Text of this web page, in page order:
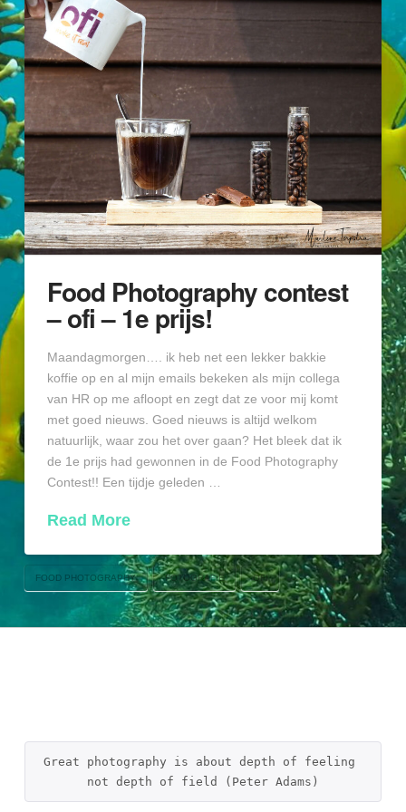
Food Photography contest
– ofi – 1e prijs!
Maandagmorgen…. ik heb net een lekker bakkie
koffie op en al mijn emails bekeken als mijn collega
van HR op me afloopt en zegt dat ze voor mij komt
met goed nieuws. Goed nieuws is altijd welkom
natuurlijk, waar zou het over gaan? Het bleek dat ik
de 1e prijs had gewonnen in de Food Photography
Contest!! Een tijdje geleden …
Read More
FOOD PHOTOGRAPHY FOTOGRAFIE OFI
Great photography is about depth of feeling
not depth of field (Peter Adams)